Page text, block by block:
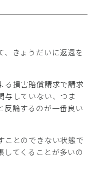
、きょうだいに返還を
る損害賠償請求で請求
与していない、つま
反論するのが一番良い
ことのできない状態で
してくることが多いの